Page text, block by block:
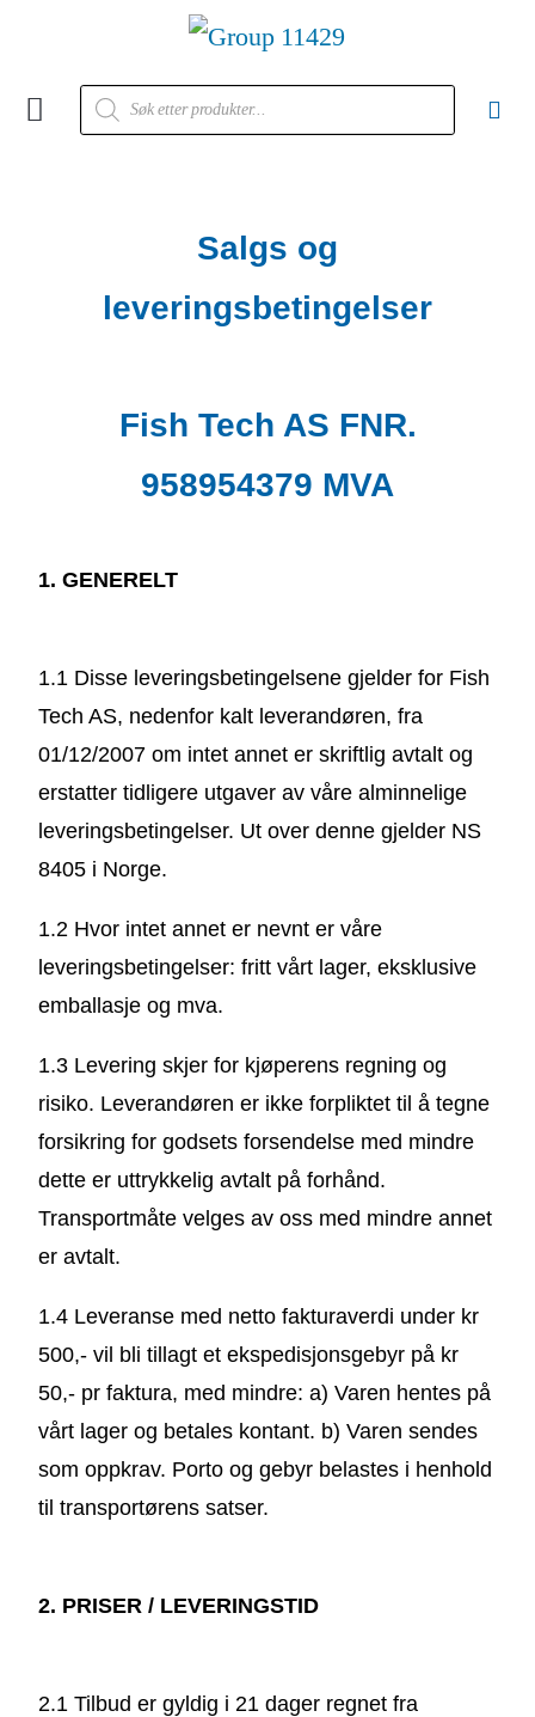
Salgs og
leveringsbetingelser
Fish Tech AS FNR.
958954379 MVA
1. GENERELT
1.1 Disse leveringsbetingelsene gjelder for Fish
Tech AS, nedenfor kalt leverandøren, fra
01/12/2007 om intet annet er skriftlig avtalt og
erstatter tidligere utgaver av våre alminnelige
leveringsbetingelser. Ut over denne gjelder NS
8405 i Norge.
1.2 Hvor intet annet er nevnt er våre
leveringsbetingelser: fritt vårt lager, eksklusive
emballasje og mva.
1.3 Levering skjer for kjøperens regning og
risiko. Leverandøren er ikke forpliktet til å tegne
forsikring for godsets forsendelse med mindre
dette er uttrykkelig avtalt på forhånd.
Transportmåte velges av oss med mindre annet
er avtalt.
1.4 Leveranse med netto fakturaverdi under kr
500,- vil bli tillagt et ekspedisjonsgebyr på kr
50,- pr faktura, med mindre: a) Varen hentes på
vårt lager og betales kontant. b) Varen sendes
som oppkrav. Porto og gebyr belastes i henhold
til transportørens satser.
2. PRISER / LEVERINGSTID
2.1 Tilbud er gyldig i 21 dager regnet fra